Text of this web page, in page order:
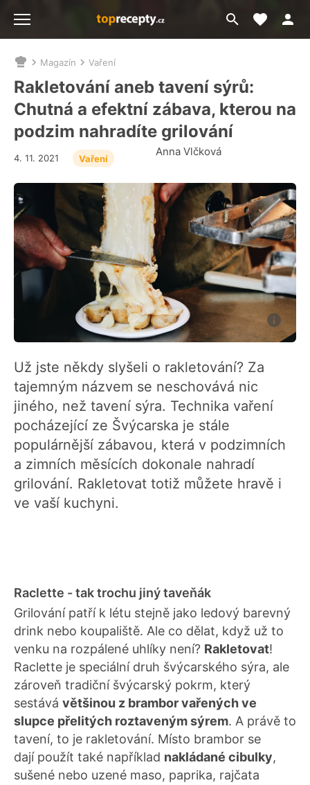
Přejít
na
Moje
Nacházíte
se
zde:
Magazín Vaření
Rakletování aneb tavení sýrů:
Chutná a efektní zábava, kterou na
podzim nahradíte grilování
Anna Vlčková
4. 11. 2021 Vaření
Už jste někdy slyšeli o rakletování? Za
tajemným názvem se neschovává nic
jiného, než tavení sýra. Technika vaření
pocházející ze Švýcarska je stále
populárnější zábavou, která v podzimních
a zimních měsících dokonale nahradí
grilování. Rakletovat totiž můžete hravě i
ve vaší kuchyni.
Raclette - tak trochu jiný taveňák
Grilování patří k létu stejně jako ledový barevný
drink nebo koupaliště. Ale co dělat, když už to
venku na rozpálené uhlíky není? Rakletovat!
Raclette je speciální druh švýcarského sýra, ale
zároveň tradiční švýcarský pokrm, který
sestává většinou z brambor vařených ve
slupce přelitých roztaveným sýrem. A právě to
tavení, to je rakletování. Místo brambor se
dají použít také například nakládané cibulky,
sušené nebo uzené maso, paprika, rajčata